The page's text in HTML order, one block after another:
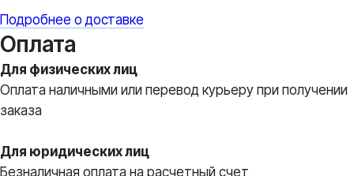
Подробнее о доставке
Оплата
Для физических лиц
Оплата наличными или перевод курьеру при получении
заказа
Для юридических лиц
Безналичная оплата на расчетный счет